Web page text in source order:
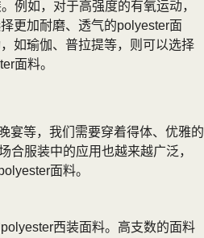
例如，对于高强度的有氧运动，
更加耐磨、透气的polyester面
如瑜伽、普拉提等，则可以选择
面料。
宴等，我们需要穿着得体、优雅的
合服装中的应用也越来越广泛，
面料。
西装面料。高支数的面料